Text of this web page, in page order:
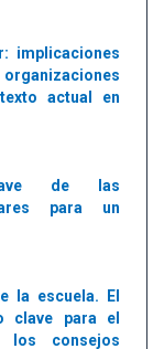
implicaciones
actual en
de las
para un
la escuela. El
clave para el
los consejos